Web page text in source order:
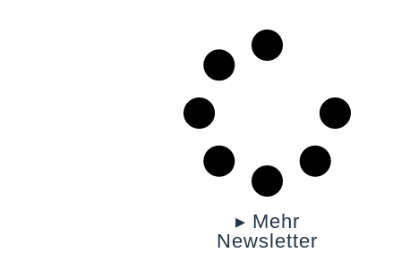
▸ Mehr
Newsletter